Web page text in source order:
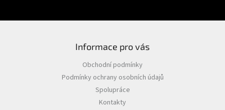
Informace pro vás
Obchodní podmínky
Podmínky ochrany osobních údajů
Spolupráce
Kontakty